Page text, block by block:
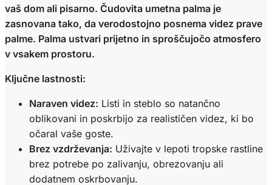
vaš dom ali pisarno. Čudovita umetna palma je
zasnovana tako, da verodostojno posnema videz prave
palme. Palma ustvari prijetno in sproščujočo atmosfero
v vsakem prostoru.
Ključne lastnosti:
Naraven videz: Listi in steblo so natančno
oblikovani in poskrbijo za realističen videz, ki bo
očaral vaše goste.
Brez vzdrževanja: Uživajte v lepoti tropske rastline
brez potrebe po zalivanju, obrezovanju ali
dodatnem oskrbovanju.